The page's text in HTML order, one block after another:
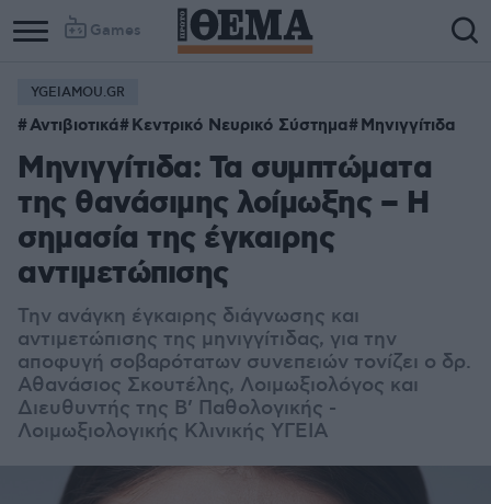
Games
YGEIAMOU.GR
Αντιβιοτικά Κεντρικό Νευρικό Σύστημα Μηνιγγίτιδα
Μηνιγγίτιδα: Τα συμπτώματα
της θανάσιμης λοίμωξης – Η
σημασία της έγκαιρης
αντιμετώπισης
Την ανάγκη έγκαιρης διάγνωσης και
αντιμετώπισης της μηνιγγίτιδας, για την
αποφυγή σοβαρότατων συνεπειών τονίζει ο δρ.
Αθανάσιος Σκουτέλης, Λοιμωξιολόγος και
Διευθυντής της Β’ Παθολογικής -
Λοιμωξιολογικής Κλινικής ΥΓΕΙΑ